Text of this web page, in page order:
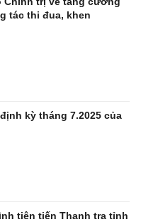
tác thi đua, khen
kỳ tháng 7.2025 của
tiên tiến Thanh tra tỉnh